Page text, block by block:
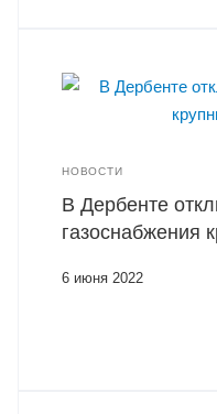
НОВОСТИ
В Дербенте
газоснабжения
6 июня 2022